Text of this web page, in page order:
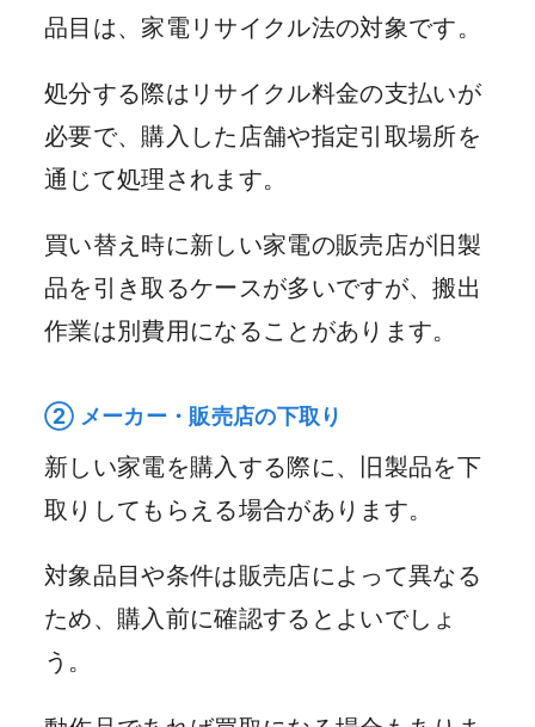
品目は、家電リサイクル法の対象です。
処分する際はリサイクル料金の支払いが
必要で、購入した店舗や指定引取場所を
通じて処理されます。
買い替え時に新しい家電の販売店が旧製
品を引き取るケースが多いですが、搬出
作業は別費用になることがあります。
② メーカー・販売店の下取り
新しい家電を購入する際に、旧製品を下
取りしてもらえる場合があります。
対象品目や条件は販売店によって異なる
ため、購入前に確認するとよいでしょ
う。